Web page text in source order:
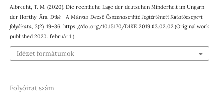
Albrecht, T. M. (2020). Die rechtliche Lage der deutschen Minderheit im Ungarn
der Horthy-Ära. Díké - A Márkus Dezső Összehasonlító Jogtörténeti Kutatócsoport
folyóirata, 3(2), 19–36. https://doi.org/10.15170/DIKE.2019.03.02.02 (Original work
published 2020. február 1.)
Idézet formátumok
Folyóirat szám